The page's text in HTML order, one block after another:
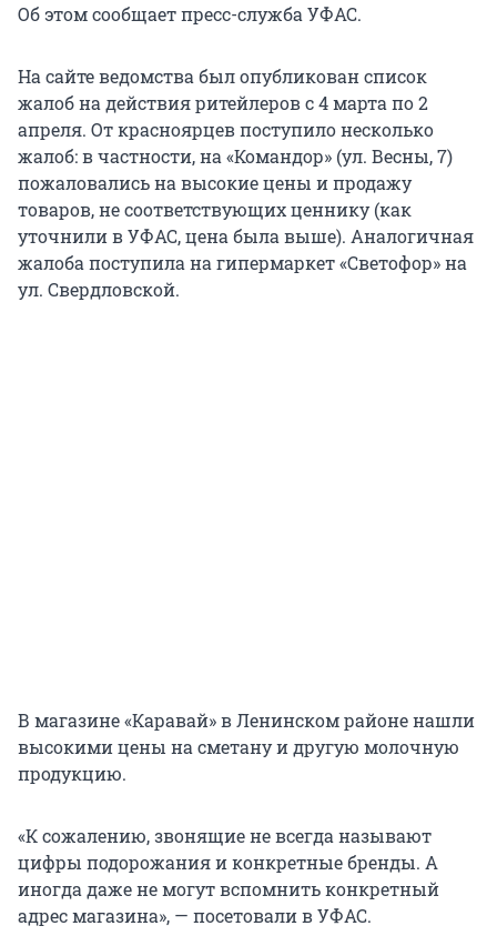
Об этом сообщает пресс-служба УФАС.
На сайте ведомства был опубликован список
жалоб на действия ритейлеров с 4 марта по 2
апреля. От красноярцев поступило несколько
жалоб: в частности, на «Командор» (ул. Весны, 7)
пожаловались на высокие цены и продажу
товаров, не соответствующих ценнику (как
уточнили в УФАС, цена была выше). Аналогичная
жалоба поступила на гипермаркет «Светофор» на
ул. Свердловской.
В магазине «Каравай» в Ленинском районе нашли
высокими цены на сметану и другую молочную
продукцию.
«К сожалению, звонящие не всегда называют
цифры подорожания и конкретные бренды. А
иногда даже не могут вспомнить конкретный
адрес магазина», — посетовали в УФАС.